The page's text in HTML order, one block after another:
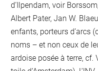
d’Ilpendam, voir
Albert Pater, Jan W.
enfants, porteurs d’arcs
noms – et non ceux de
ardoise posée à terre, cf.